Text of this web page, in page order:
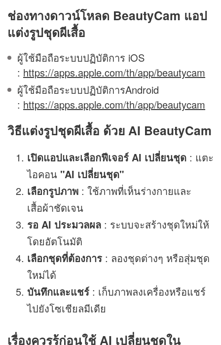
ช่องทางดาวน์โหลด BeautyCam แอป
แต่งรูปชุดผีเสื้อ
ผู้ใช้มือถือระบบปฏิบัติการ iOS
: https://apps.apple.com/th/app/beautycam
ผู้ใช้มือถือระบบปฏิบัติการAndroid
: https://apps.apple.com/th/app/beautycam
วิธีแต่งรูปชุดผีเสื้อ ด้วย AI BeautyCam
เปิดแอปและเลือกฟีเจอร์ AI เปลี่ยนชุด : แตะ
ไอคอน "AI เปลี่ยนชุด"
เลือกรูปภาพ : ใช้ภาพที่เห็นร่างกายและ
เสื้อผ้าชัดเจน
รอ AI ประมวลผล : ระบบจะสร้างชุดใหม่ให้
โดยอัตโนมัติ
เลือกชุดที่ต้องการ : ลองชุดต่างๆ หรือสุ่มชุด
ใหม่ได้
บันทึกและแชร์ : เก็บภาพลงเครื่องหรือแชร์
ไปยังโซเชียลมีเดีย
เรื่องควรรู้ก่อนใช้ AI เปลี่ยนชุดใน